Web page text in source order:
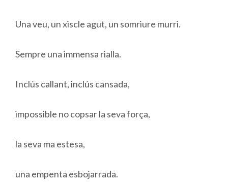
Una veu, un xiscle agut, un somriure murri.
Sempre una immensa rialla.
Inclús callant, inclús cansada,
impossible no copsar la seva força,
la seva ma estesa,
una empenta esbojarrada.